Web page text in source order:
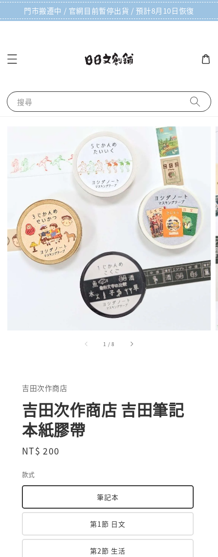
門市搬遷中 / 官網目前暫停出貨 / 預計8月10日恢復
搜尋
1 /8
吉田次作商店
吉田次作商店 吉田筆記
本紙膠帶
Regular
NT$ 200
款式
筆記本
第1節 日文
第2節 生活